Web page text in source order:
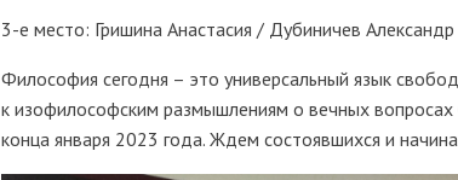
3-е место: Гришина Анастасия / Дубиничев Александр
Философия сегодня – это универсальный язык
к изофилософским размышлениям о вечных
конца января 2023 года. Ждем состоявшихся и